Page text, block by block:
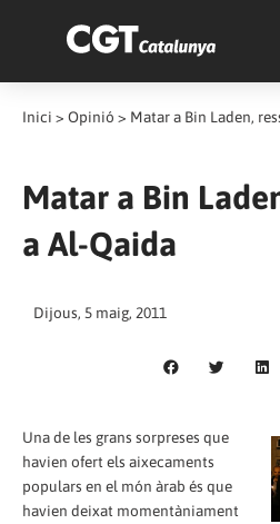
Inici > Opinió > Matar a Bin Laden,
Matar a Bin
a Al-Qaida
Dijous, 5 maig, 2011
Una de les grans sorpreses que
havien ofert els aixecaments
populars en el món àrab és que
havien deixat momentàniament